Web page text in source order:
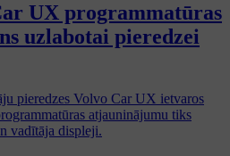
UX programmatūras
uzlabotai pieredzei
pieredzes Volvo Car UX ietvaros
atjauninājumu tiks
vadītāja displeji.